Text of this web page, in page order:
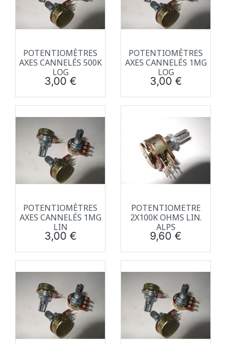
POTENTIOMÈTRES
AXES CANNELÉS 500K
LOG
Prix
3,00 €
POTENTIOMÈTRES
AXES CANNELÉS 1MG
LOG
Prix
3,00 €
POTENTIOMÈTRES
AXES CANNELÉS 1MG
LIN
Prix
3,00 €
POTENTIOMETRE
2X100K OHMS LIN.
ALPS
Prix
9,60 €